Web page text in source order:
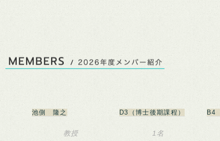
池側 隆之
教授
D3（博士後期課程）
1名
B4